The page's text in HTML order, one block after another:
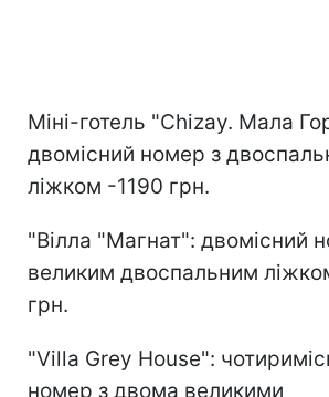
Міні-готель "Chizay. Мала
двомісний номер з
ліжком -1190 грн.
"Вілла "Магнат": двомісний
великим двоспальним
грн.
"Villa Grey House":
номер з двома великими